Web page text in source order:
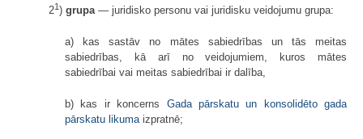
21) grupa— juridisko personu vai juridisku veidojumu grupa:
a) kas sastāv no mātes sabiedrības un tās meitas
sabiedrības, kā arī no veidojumiem, kuros mātes
sabiedrībai vai meitas sabiedrībai ir dalība,
b) kas ir koncerns Gada pārskatu un konsolidēto gada
pārskatu likumaizpratnē;